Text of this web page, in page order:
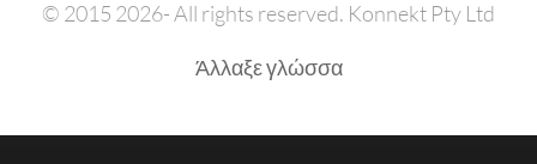
© 2015 2026- All rights reserved. Konnekt Pty Ltd
Άλλαξε γλώσσα